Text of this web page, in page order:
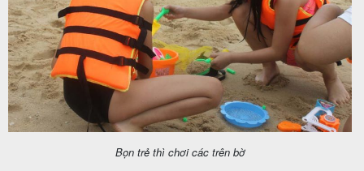
Bọn trẻ thì chơi các trên bờ